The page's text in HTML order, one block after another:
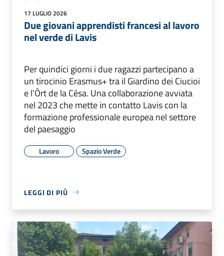
17 LUGLIO 2026
Due giovani apprendisti francesi al lavoro
nel verde di Lavis
Per quindici giorni i due ragazzi partecipano a
un tirocinio Erasmus+ tra il Giardino dei Ciucioi
e l’Òrt de la Césa. Una collaborazione avviata
nel 2023 che mette in contatto Lavis con la
formazione professionale europea nel settore
del paesaggio
Lavoro Spazio Verde
LEGGI DI PIÙ